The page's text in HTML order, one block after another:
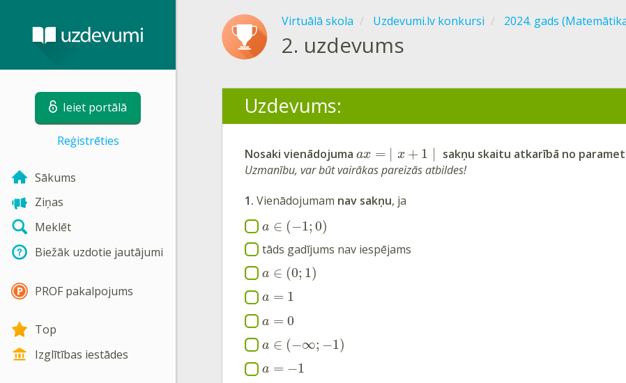
Ieiet portālā
Reģistrēties
Sākums
Ziņas
Meklēt
Biežāk uzdotie jautājumi
PROF pakalpojums
Top
Izglītības iestādes
Virtuālā skola Uzdevumi.lv konkursi 2024. gads
2. uzdevums
Uzdevums:
Nosaki vienādojuma ax = | x + 1 | sakņu skaitu atkarībā no
Uzmanību, var būt vairākas pareizās atbildes!
1. Vienādojumam nav sakņu, ja
a ∈ (−1 ; 0)
tāds gadījums nav iespējams
a ∈ (0; 1)
a = 1
a = 0
a ∈ (−∞; −1)
a = −1